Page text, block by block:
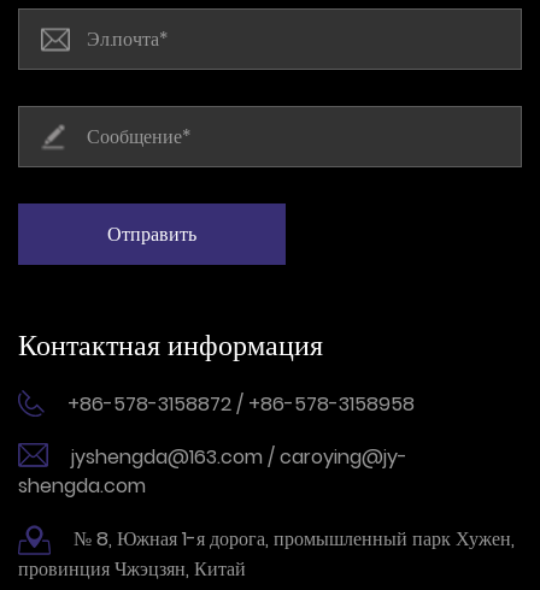
Контактная информация
+86-578-3158872 / +86-578-3158958
jyshengda@163.com / caroying@jy-
shengda.com
№ 8, Южная 1-я дорога, промышленный парк Хужен,
провинция Чжэцзян, Китай